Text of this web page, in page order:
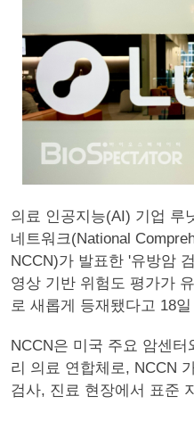
의료 인공지능(AI) 기업 루
네트워크(National
NCCN)가 발표한 '유방암
영상 기반 위험도 평가가
로 새롭게 등재됐다고 18
NCCN은 미국 주요 암센
리 의료 연합체로, NCCN
검사, 진료 현장에서 표준